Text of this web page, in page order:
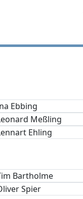
Ebbing
Meßling
Ehling
Bartholme
Spier